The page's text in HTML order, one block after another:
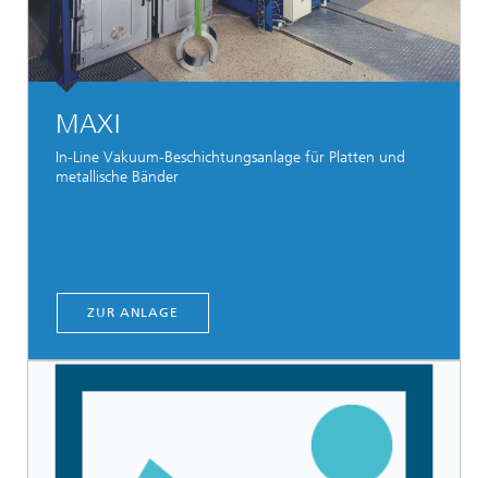
MAXI
In-Line Vakuum-Beschichtungsanlage für Platten und
metallische Bänder
ZUR ANLAGE